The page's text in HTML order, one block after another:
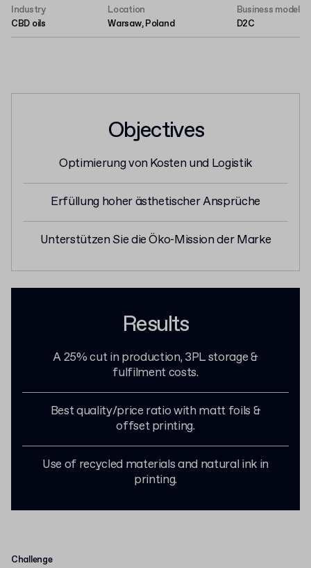
Industry
CBD oils
Location
Warsaw, Poland
Business model
D2C
Objectives
Optimierung von Kosten und Logistik
Erfüllung hoher ästhetischer Ansprüche
Unterstützen Sie die Öko-Mission der Marke
Results
A 25% cut in production, 3PL storage &
fulfilment costs.
Best quality/price ratio with matt foils &
offset printing.
Use of recycled materials and natural ink in
printing.
Challenge